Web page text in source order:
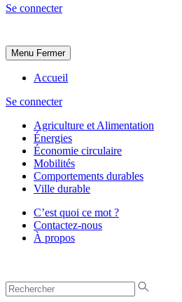
Se connecter
Menu Fermer
Accueil
Se connecter
Agriculture et Alimentation
Énergies
Économie circulaire
Mobilités
Comportements durables
Ville durable
C’est quoi ce mot ?
Contactez-nous
À propos